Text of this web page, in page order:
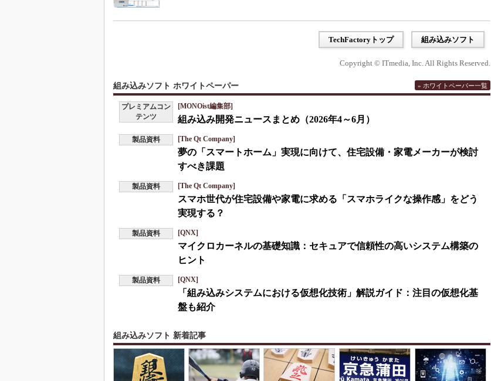
TechFactoryトップ 組み込みソフト
Copyright © ITmedia, Inc. All Rights Reserved.
組み込みソフト ホワイトペーパー » ホワイトペーパー一覧
プレミアムコン
テンツ
[MONOist編集部]
組み込み開発ニュースまとめ（2026年4～6月）
製品資料 [The Qt Company]
夢の「スマートホーム」実現に向けて、住宅設備・家電メーカーが検討
すべき課題
製品資料 [The Qt Company]
スマホ世代が住宅設備や家電に求める「スマホライクな操作感」をどう
実現する？
製品資料 [QNX]
マイクロカーネルの基礎知識：セキュアで信頼性の高いシステム構築の
ヒント
製品資料 [QNX]
「組み込みシステムにおける仮想化技術」解説ガイド：注目の仮想化基
盤も紹介
組み込みソフト 新着記事